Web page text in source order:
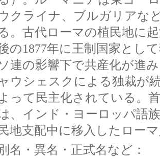
クライナ、ブルガリアな
。古代ローマの植民地に
の1877年に王制国家とし
連の影響下で共産化が進
ウシェスクによる独裁が
って民主化されている。
、インド・ヨーロッパ語
地支配中に移入したロー
名・異名・正式名など：